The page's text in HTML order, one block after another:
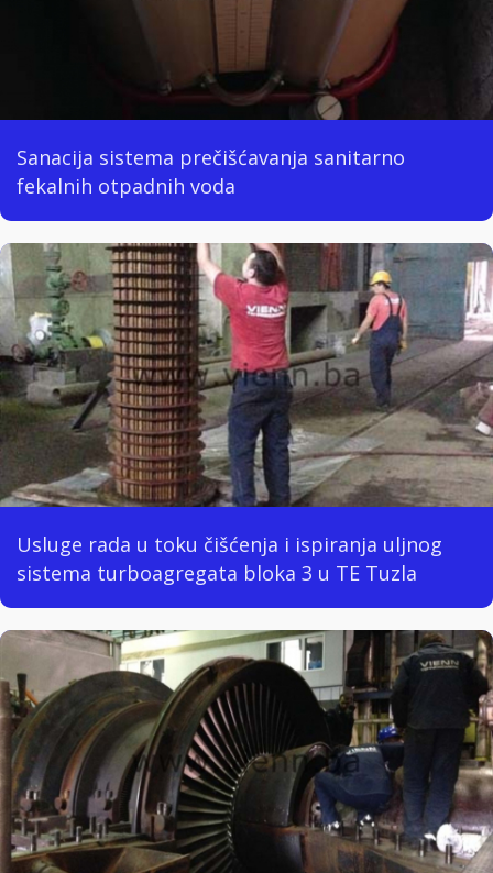
Sanacija sistema prečišćavanja sanitarno
fekalnih otpadnih voda
Usluge rada u toku čišćenja i ispiranja uljnog
sistema turboagregata bloka 3 u TE Tuzla